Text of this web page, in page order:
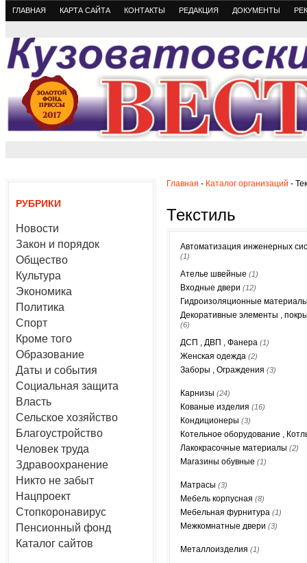
ГЛАВНАЯ КАРТА САЙТА КОНТАКТЫ РЕДАКЦИЯ ДОКУМЕНТЫ
РУБРИКИ
Новости
Закон и порядок
Общество
Культура
Экономика
Политика
Спорт
Кроме того
Образование
Даты и события
Социальная защита
Власть
Сельское хозяйство
Благоустройство
Человек труда
Здравоохранение
Никто не забыт
Нацпроект
Стопкоронавирус
Пенсионный фонд
Каталог сайтов
Главная - Каталог организаций -
Текстиль
Автоматизация инженерных
(1)
Ателье швейные (1)
Входные двери (12)
Гидроизоляционные
Декоративные элементы ,
(6)
ДСП , ДВП , Фанера (1)
Женская одежда (2)
Заборы , Ограждения (3)
Карнизы (24)
Кованые изделия (16)
Кондиционеры (3)
Котельное оборудование ,
Лакокрасочные материалы (2)
Магазины обувные (1)
Матрасы (3)
Мебель корпусная (8)
Мебельная фурнитура (1)
Межкомнатные двери (3)
Металлоизделия (1)